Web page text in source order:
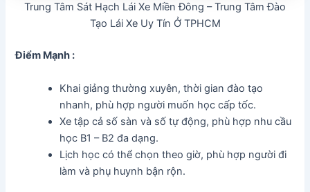
Trung Tâm Sát Hạch Lái Xe Miền Đông – Trung Tâm Đào
Tạo Lái Xe Uy Tín Ở TPHCM
Điểm Mạnh :
Khai giảng thường xuyên, thời gian đào tạo
nhanh, phù hợp người muốn học cấp tốc.
Xe tập cả số sàn và số tự động, phù hợp nhu cầu
học B1 – B2 đa dạng.
Lịch học có thể chọn theo giờ, phù hợp người đi
làm và phụ huynh bận rộn.